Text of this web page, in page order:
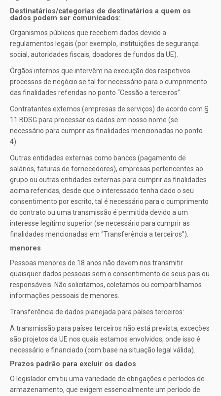
Destinatários/categorias de destinatários a quem os
dados podem ser comunicados:
Organismos públicos que recebem dados devido a
regulamentos legais (por exemplo, instituições de segurança
social, autoridades fiscais, doadores de fundos da UE).
Órgãos internos que intervêm na execução dos respetivos
processos de negócio se tal for necessário para o cumprimento
das finalidades referidas no ponto “Cessão a terceiros”.
Contratantes externos (empresas de serviços) de acordo com §
11 BDSG para processar os dados em nosso nome (se
necessário para cumprir as finalidades mencionadas no ponto
4).
Outras entidades externas como bancos (pagamento de
salários, faturas de fornecedores), empresas pertencentes ao
grupo ou outras entidades externas para cumprir as finalidades
acima referidas, desde que o interessado tenha dado o seu
consentimento por escrito, tal é necessário para o cumprimento
do contrato ou uma transmissão é permitida devido a um
interesse legítimo superior (se necessário para cumprir as
finalidades mencionadas em “Transferência a terceiros”).
menores
Pessoas menores de 18 anos não devem nos transmitir
quaisquer dados pessoais sem o consentimento de seus pais ou
responsáveis. Não solicitamos, coletamos ou compartilhamos
informações pessoais de menores.
Transferência de dados planejada para países terceiros:
A transmissão para países terceiros não está prevista, exceções
são projetos da UE nos quais estamos envolvidos, onde isso é
necessário e financiado (com base na situação legal válida).
Prazos padrão para excluir os dados
O legislador emitiu uma variedade de obrigações e períodos de
armazenamento, que exigem essencialmente um período de